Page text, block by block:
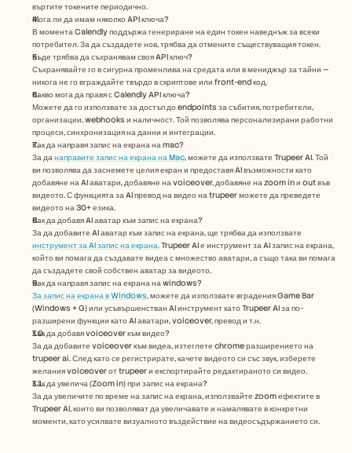
въртите токените периодично.
Мога ли да имам няколко API ключа?
В момента Calendly поддържа генериране на един токен наведнъж за всеки
потребител. За да създадете нов, трябва да отмените съществуващия токен.
Къде трябва да съхранявам своя API ключ?
Съхранявайте го в сигурна променлива на средата или в мениджър за тайни —
никога не го вграждайте твърдо в скриптове или front-end код.
Какво мога да правя с Calendly API ключа?
Можете да го използвате за достъп до endpoints за събития, потребители,
организации, webhooks и наличност. Той позволява персонализирани работни
процеси, синхронизация на данни и интеграции.
Как да направя запис на екрана на mac?
За да направите запис на екрана на Mac, можете да използвате Trupeer AI. Той
ви позволява да заснемете целия екран и предоставя AI възможности като
добавяне на AI аватари, добавяне на voiceover, добавяне на zoom in и out във
видеото. С функцията за AI превод на видео на trupeer можете да преведете
видеото на 30+ езика.
Как да добавя AI аватар към запис на екрана?
инструмент за AI запис на екрана. Trupeer AI е инструмент за AI запис на екрана,
който ви помага да създавате видеа с множество аватари, а също така ви помага
да създадете свой собствен аватар за видеото.
Как да направя запис на екрана на windows?
За запис на екрана в Windows, можете да използвате вградения Game Bar
(Windows + G) или усъвършенстван AI инструмент като Trupeer AI за по-
разширени функции като AI аватари, voiceover, превод и т.н.
Как да добавя voiceover към видео?
За да добавите voiceover към видеа, изтеглете chrome разширението на
trupeer ai. След като се регистрирате, качете видеото си със звук, изберете
желания voiceover от trupeer и експортирайте редактираното си видео.
Как да увелича (Zoom in) при запис на екрана?
За да увеличите по време на запис на екрана, използвайте zoom ефектите в
Trupeer AI, които ви позволяват да увеличавате и намалявате в конкретни
моменти, като усилвате визуалното въздействие на видеосъдържанието си.